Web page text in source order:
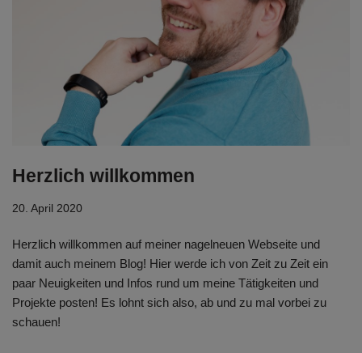
Herzlich willkommen
20. April 2020
Herzlich willkommen auf meiner nagelneuen Webseite und
damit auch meinem Blog! Hier werde ich von Zeit zu Zeit ein
paar Neuigkeiten und Infos rund um meine Tätigkeiten und
Projekte posten! Es lohnt sich also, ab und zu mal vorbei zu
schauen!